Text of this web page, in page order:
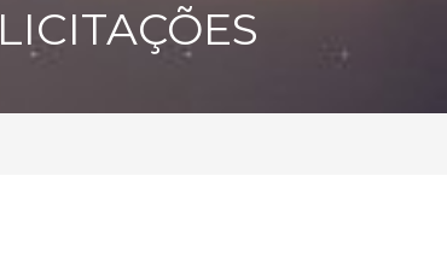
LICITAÇÕES